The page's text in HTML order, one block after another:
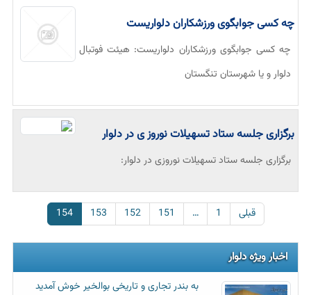
چه کسی جوابگوی ورزشکاران دلواریست
چه کسی جوابگوی ورزشکاران دلواریست: هیئت فوتبال
دلوار و یا شهرستان تنگستان
برگزاری جلسه ستاد تسهیلات نوروز ی در دلوار
برگزاری جلسه ستاد تسهیلات نوروزی در دلوار:
قبلی 1
…
151
152
153
154
اخبار ویژه دلوار
به بندر تجاری و تاریخی بوالخیر خوش آمدید